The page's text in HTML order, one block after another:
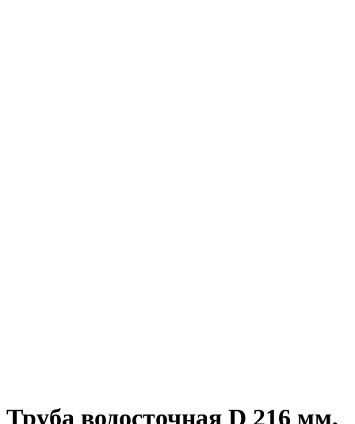
Труба водосточная D 216 мм,